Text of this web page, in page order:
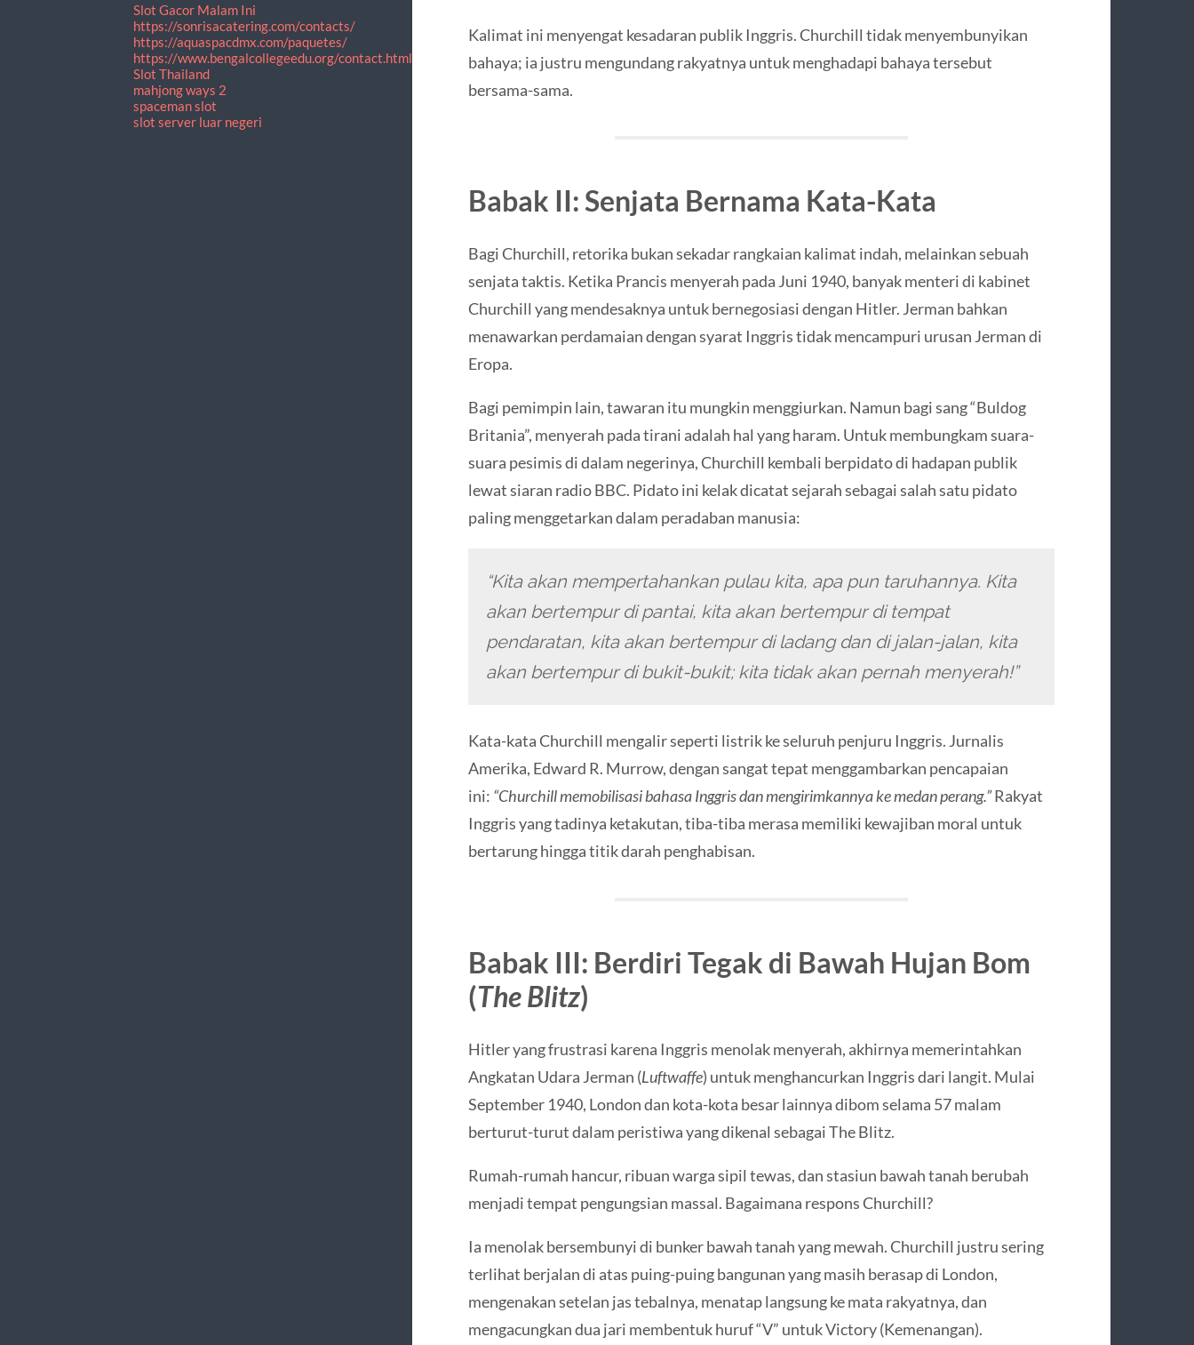
Slot Gacor Malam Ini
https://sonrisacatering.com/contacts/
https://aquaspacdmx.com/paquetes/
https://www.bengalcollegeedu.org/contact.html
Slot Thailand
mahjong ways 2
spaceman slot
slot server luar negeri
Kalimat ini menyengat kesadaran publik Inggris. Churchill tidak menyembunyikan
bahaya; ia justru mengundang rakyatnya untuk menghadapi bahaya tersebut
bersama-sama.
Babak II: Senjata Bernama Kata-Kata
Bagi Churchill, retorika bukan sekadar rangkaian kalimat indah, melainkan sebuah
senjata taktis. Ketika Prancis menyerah pada Juni 1940, banyak menteri di kabinet
Churchill yang mendesaknya untuk bernegosiasi dengan Hitler. Jerman bahkan
menawarkan perdamaian dengan syarat Inggris tidak mencampuri urusan Jerman di
Eropa.
Bagi pemimpin lain, tawaran itu mungkin menggiurkan. Namun bagi sang “Buldog
Britania”, menyerah pada tirani adalah hal yang haram. Untuk membungkam suara-
suara pesimis di dalam negerinya, Churchill kembali berpidato di hadapan publik
lewat siaran radio BBC. Pidato ini kelak dicatat sejarah sebagai salah satu pidato
paling menggetarkan dalam peradaban manusia:
“Kita akan mempertahankan pulau kita, apa pun taruhannya. Kita
akan bertempur di pantai, kita akan bertempur di tempat
pendaratan, kita akan bertempur di ladang dan di jalan-jalan, kita
akan bertempur di bukit-bukit; kita tidak akan pernah menyerah!”
Kata-kata Churchill mengalir seperti listrik ke seluruh penjuru Inggris. Jurnalis
Amerika, Edward R. Murrow, dengan sangat tepat menggambarkan pencapaian
ini: “Churchill memobilisasi bahasa Inggris dan mengirimkannya ke medan perang.”Rakyat
Inggris yang tadinya ketakutan, tiba-tiba merasa memiliki kewajiban moral untuk
bertarung hingga titik darah penghabisan.
Babak III: Berdiri Tegak di Bawah Hujan Bom
(The Blitz)
Hitler yang frustrasi karena Inggris menolak menyerah, akhirnya memerintahkan
Angkatan Udara Jerman (Luftwaffe) untuk menghancurkan Inggris dari langit. Mulai
September 1940, London dan kota-kota besar lainnya dibom selama 57 malam
berturut-turut dalam peristiwa yang dikenal sebagai The Blitz.
Rumah-rumah hancur, ribuan warga sipil tewas, dan stasiun bawah tanah berubah
menjadi tempat pengungsian massal. Bagaimana respons Churchill?
Ia menolak bersembunyi di bunker bawah tanah yang mewah. Churchill justru sering
terlihat berjalan di atas puing-puing bangunan yang masih berasap di London,
mengenakan setelan jas tebalnya, menatap langsung ke mata rakyatnya, dan
mengacungkan dua jari membentuk huruf “V” untuk Victory (Kemenangan).